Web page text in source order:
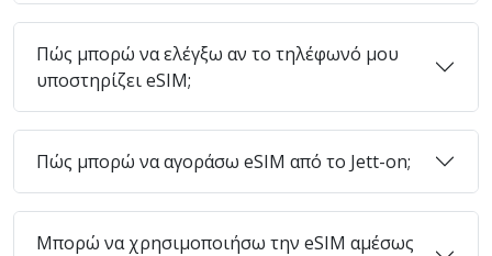
Πώς μπορώ να ελέγξω αν το τηλέφωνό μου
υποστηρίζει eSIM;
Πώς μπορώ να αγοράσω eSIM από το Jett-on;
Μπορώ να χρησιμοποιήσω την eSIM αμέσως